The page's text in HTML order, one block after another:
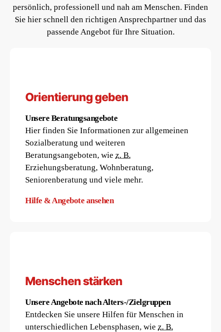
persönlich, professionell und nah am Menschen. Finden
Sie hier schnell den richtigen Ansprechpartner und das
passende Angebot für Ihre Situation.
Orientierung geben
Unsere Beratungsangebote
Hier finden Sie Informationen zur allgemeinen
Sozialberatung und weiteren
Beratungsangeboten, wie z. B.
Erziehungsberatung, Wohnberatung,
Seniorenberatung und viele mehr.
Hilfe & Angebote ansehen
Menschen stärken
Unsere Angebote nach Alters-/Zielgruppen
Entdecken Sie unsere Hilfen für Menschen in
unterschiedlichen Lebensphasen, wie z. B.